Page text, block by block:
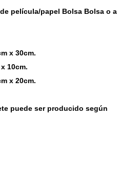
película/papel Bolsa Bolsa o a
x 30cm.
10cm.
x 20cm.
puede ser producido según